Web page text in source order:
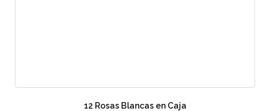
12 Rosas Blancas en Caja